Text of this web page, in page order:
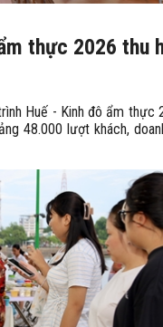
thực 2026 thu
Huế - Kinh đô ẩm thực
48.000 lượt khách,